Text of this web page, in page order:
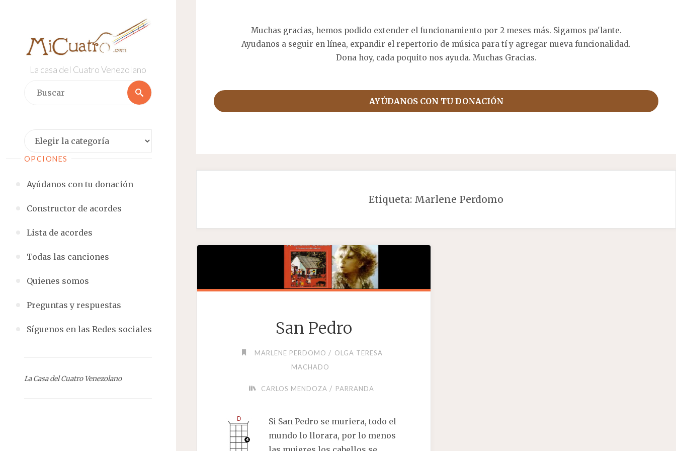
La casa del Cuatro Venezolano
Buscar
Categorías
OPCIONES
Ayúdanos con tu donación
Constructor de acordes
Lista de acordes
Todas las canciones
Quienes somos
Preguntas y respuestas
Síguenos en las Redes sociales
La Casa del Cuatro Venezolano
Muchas gracias, hemos podido extender el funcionamiento por 2 meses más. Sigamos pa'lante.
Ayudanos a seguir en línea, expandir el repertorio de música para tí y agregar nueva funcionalidad.
Dona hoy, cada poquito nos ayuda. Muchas Gracias.
AYÚDANOS CON TU DONACIÓN
Etiqueta: Marlene Perdomo
San Pedro
MARLENE PERDOMO / OLGA TERESA
MACHADO
CARLOS MENDOZA / PARRANDA
Si San Pedro se muriera, todo el
mundo lo llorara, por lo menos